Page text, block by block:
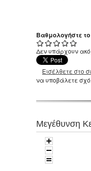
Βαθμολογήστε
Δεν υπάρχουν
Εισέλθετε στο
να υποβάλετε
Μεγέθυνση